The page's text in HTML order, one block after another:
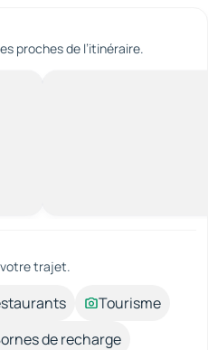
proches de l’itinéraire.
votre trajet.
Tourisme
de recharge